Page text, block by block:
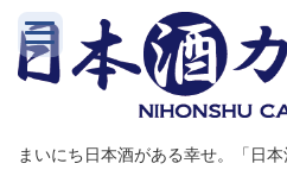
まいにち日本酒がある幸せ。「日本